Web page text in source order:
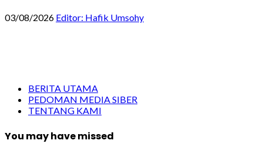
03/08/2026 Editor: Hafik Umsohy
BERITA UTAMA
PEDOMAN MEDIA SIBER
TENTANG KAMI
You may have missed